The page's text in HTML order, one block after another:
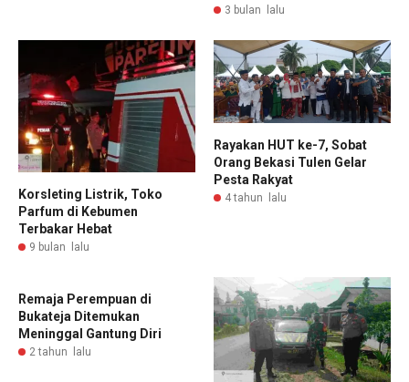
3 bulan lalu
Korsleting Listrik, Toko
Parfum di Kebumen
Terbakar Hebat
9 bulan lalu
Rayakan HUT ke-7, Sobat
Orang Bekasi Tulen Gelar
Pesta Rakyat
4 tahun lalu
Remaja Perempuan di
Bukateja Ditemukan
Meninggal Gantung Diri
2 tahun lalu